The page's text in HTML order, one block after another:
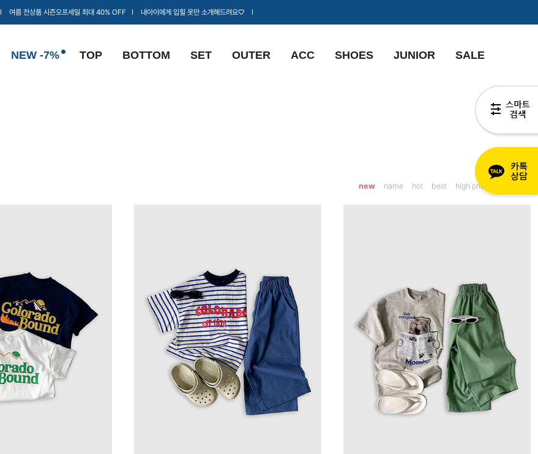
Ι 여름 전상품 시즌오프세일 최대 40% OFF Ι 내아이에게 입힐 옷만 소개해드려요♡ Ι
NEW -7% TOP BOTTOM SET OUTER ACC SHOES JUNIOR SALE
new name hot best high price